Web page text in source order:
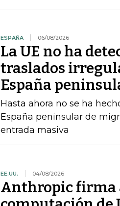
ESPAÑA 06/08/2026
La UE no ha
traslados
España
Hasta ahora no se ha
España peninsular de
entrada masiva
EE.UU. 04/08/2026
Anthropic firma